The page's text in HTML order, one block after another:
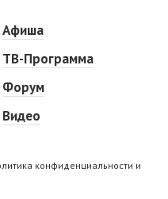
Афиша
ТВ-Программа
Форум
Видео
конфиденциальности и